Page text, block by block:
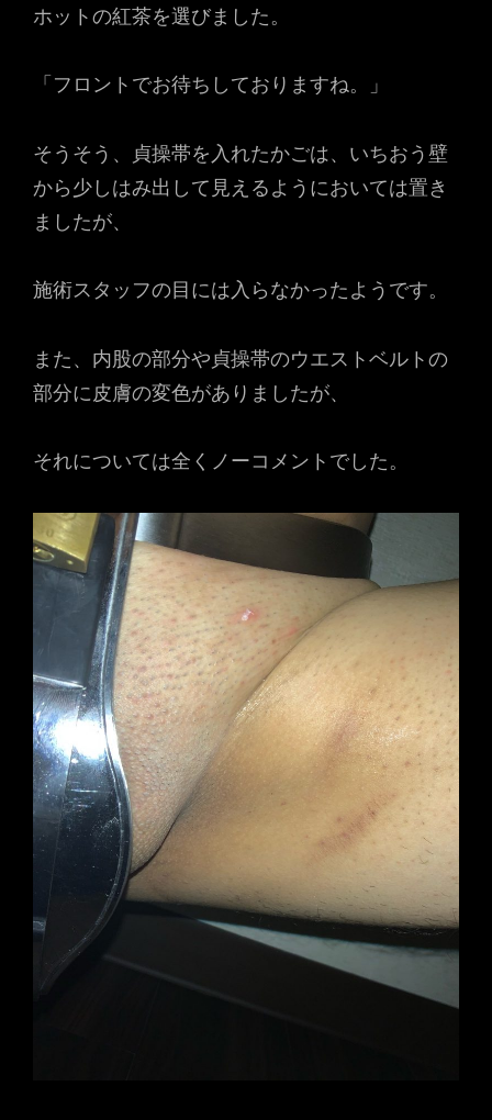
ホットの紅茶を選びました。
「フロントでお待ちしておりますね。」
そうそう、貞操帯を入れたかごは、いちおう壁
から少しはみ出して見えるようにおいては置き
ましたが、
施術スタッフの目には入らなかったようです。
また、内股の部分や貞操帯のウエストベルトの
部分に皮膚の変色がありましたが、
それについては全くノーコメントでした。